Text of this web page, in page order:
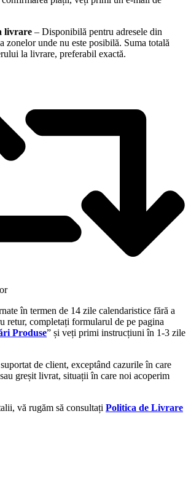
livrare – Disponibilă pentru adresele din
zonelor unde nu este posibilă. Suma totală
la livrare, preferabil exactă.
în termen de 14 zile calendaristice fără a
retur, completați formularul de pe pagina
Produse” și veți primi instrucțiuni în 1-3 zile
de client, exceptând cazurile în care
greșit livrat, situații în care noi acoperim
vă rugăm să consultați Politica de Livrare